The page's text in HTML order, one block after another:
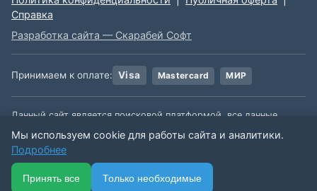
Справка
Разработка сайта — Скарабей Софт
Принимаем к оплате: Visa Mastercard МИР
Данный сайт является поисковой платформой, все данные,
несем ответственности за содержимое данной информации.
🏠 📋 📅
Мы используем cookie для работы сайта и аналитики.
Подробнее
Принять все Только необходимые